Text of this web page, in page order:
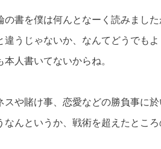
書を僕は何んとなーく読みまし
うじゃないか、なんてどうでも
人書いてないからね。
や賭け事、恋愛などの勝負事に
んというか、戦術を超えたところ